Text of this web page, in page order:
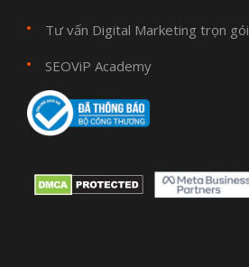
Tư vấn Digital Marketing trọn gói
SEOViP Academy